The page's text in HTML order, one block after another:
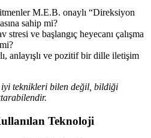
M.E.B. onaylı “Direksiyon
sahip mi?
stresi ve başlangıç heyecanı çalışma
anlayışlı ve pozitif bir dille iletişim
iyi teknikleri bilen değil, bildiği
Teknoloji